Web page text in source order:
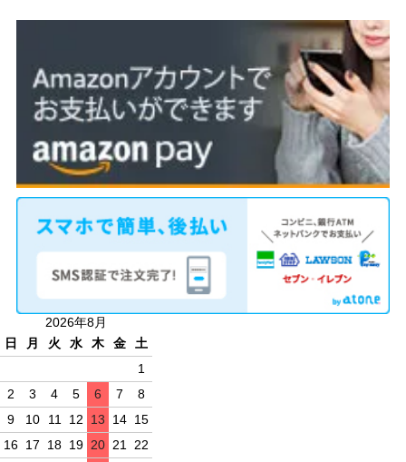
2026年8月
日
月 火 水 木 金
土
1
2
3 4 5 6 7
8
9
10 11 12 13 14 15
16 17 18 19 20 21
22